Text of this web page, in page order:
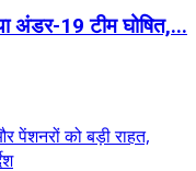
अंडर-19 टीम घोषित,...